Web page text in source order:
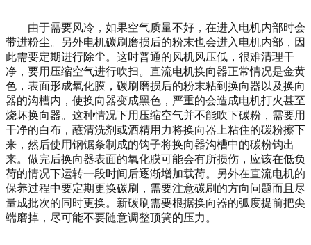
由于需要风冷，如果空气质量不好，在进入电机内部时会
带进粉尘。另外电机碳刷磨损后的粉末也会进入电机内部，因
此需要定期进行除尘。这时普通的风机风压低，很难清理干
净，要用压缩空气进行吹扫。直流电机换向器正常情况是金黄
色，表面形成氧化膜，碳刷磨损后的粉末粘到换向器以及换向
器的沟槽内，使换向器变成黑色，严重的会造成电机打火甚至
烧坏换向器。这种情况下用压缩空气并不能吹下碳粉，需要用
干净的白布，蘸清洗剂或酒精用力将换向器上粘住的碳粉擦下
来，然后使用钢锯条制成的钩子将换向器沟槽中的碳粉钩出
来。做完后换向器表面的氧化膜可能会有所损伤，应该在低负
荷的情况下运转一段时间后逐渐增加载荷。另外在直流电机的
保养过程中要定期更换碳刷，需要注意碳刷的方向问题而且尽
量成批次的同时更换。新碳刷需要根据换向器的弧度提前把尖
端磨掉，尽可能不要随意调整顶簧的压力。